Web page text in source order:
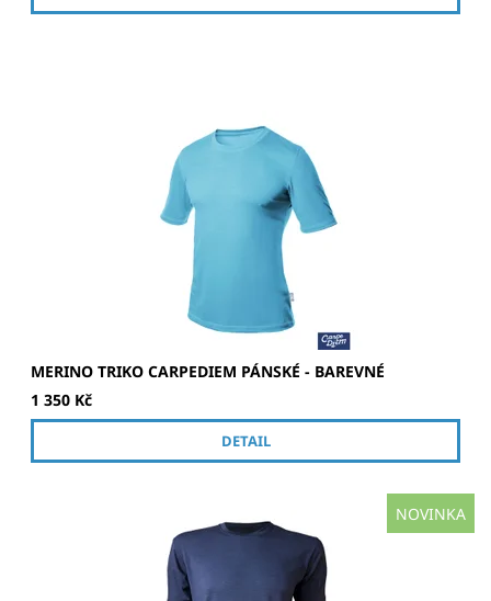
Kvalitní merino tričko v několika barvách
MERINO TRIKO CARPEDIEM PÁNSKÉ - BAREVNÉ
1 350 Kč
DETAIL
NOVINKA
Kvalitní námořnické merino tričko.